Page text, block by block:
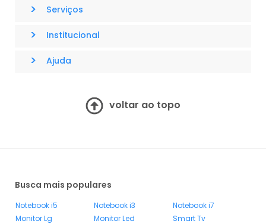
> Serviços
> Institucional
> Ajuda
voltar ao topo
Busca mais populares
Notebook i5 Notebook i3
Notebook i7
Monitor Lg
Monitor Led
Smart Tv